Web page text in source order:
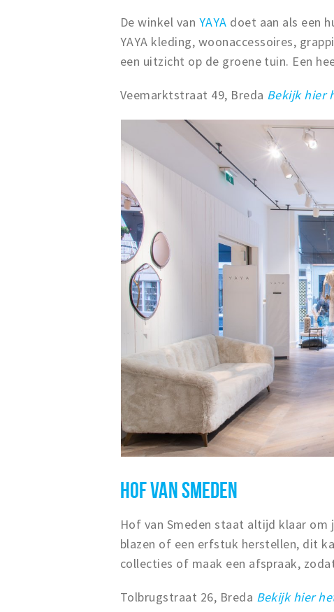
De winkel van YAYA doet aan als een
YAYA kleding, woonaccessoires,
een uitzicht op de groene tuin. Een
Veemarktstraat 49, Breda Bekijk hier
HOF VAN SMEDEN
Hof van Smeden staat altijd klaar om
blazen of een erfstuk herstellen, dit
collecties of maak een afspraak,
Tolbrugstraat 26, Breda Bekijk hier